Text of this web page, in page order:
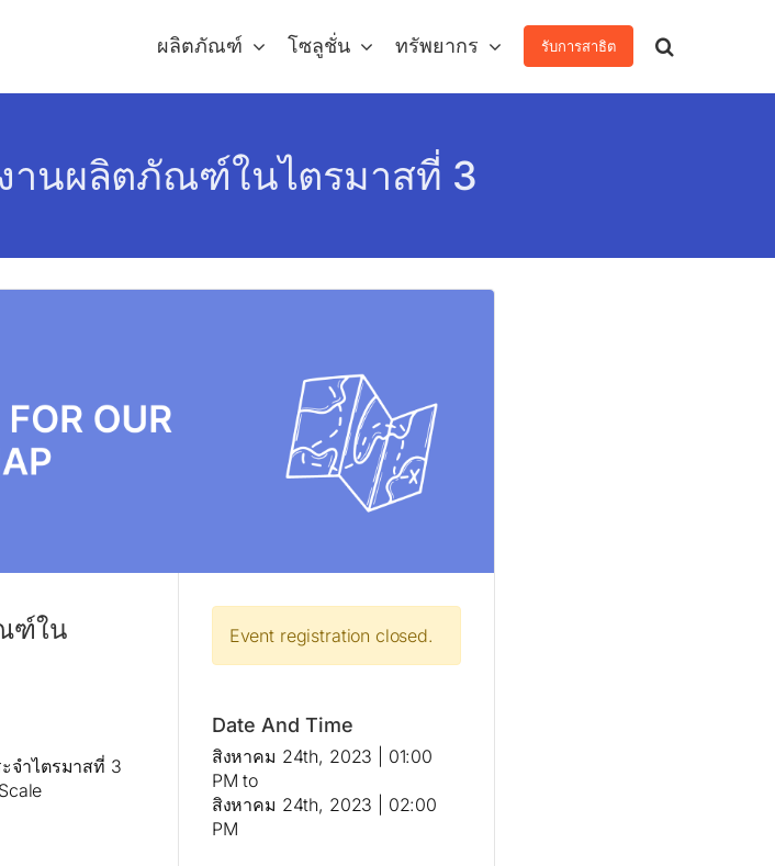
ผลิตภัณฑ์ โซลูชั่น ทรัพยากร รับการสาธิต
านผลิตภัณฑ์ในไตรมาสที่ 3
ฑ์ใน
จำไตรมาสที่ 3
Event registration closed.
Date And Time
สิงหาคม 24th, 2023 | 01:00
PMto
สิงหาคม 24th, 2023 | 02:00
PM